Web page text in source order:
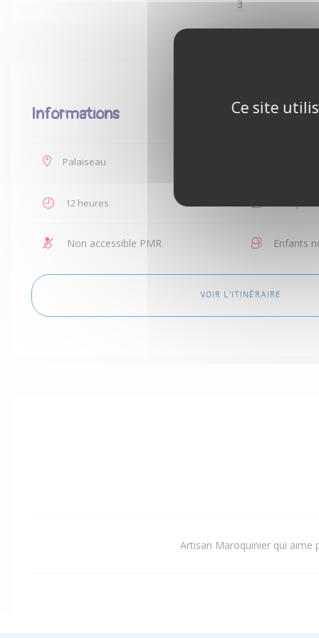
3
Informations
Palaiseau
12 heures
Non accessible PMR Enfants
VOIR L'ITINÉRAIRE
Artisan Maroquinier qui aime
Ce site